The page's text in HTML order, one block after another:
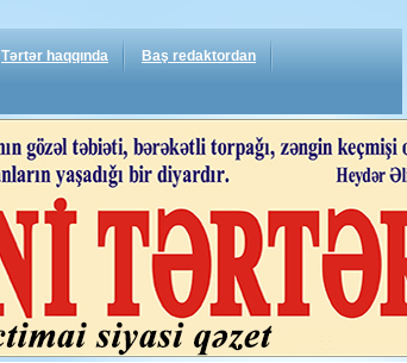
Tərtər haqqında
Baş redaktordan